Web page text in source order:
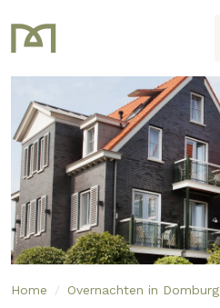
Home / Overnachten in Domburg